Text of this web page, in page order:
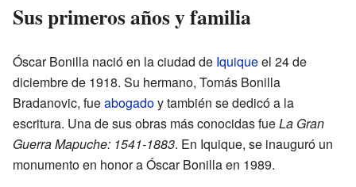
Sus primeros años y familia
Óscar Bonilla nació en la ciudad de Iquiqueel 24 de
diciembre de 1918. Su hermano, Tomás Bonilla
Bradanovic, fueabogadoy también se dedicó a la
escritura. Una de sus obras más conocidas fueLa Gran
Guerra Mapuche: 1541-1883. En Iquique, se inauguró un
monumento en honor a Óscar Bonilla en 1989.